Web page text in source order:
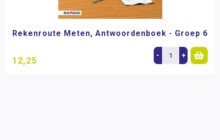
Rekenroute Meten, Antwoordenboek - Groep 6
12,25 - +